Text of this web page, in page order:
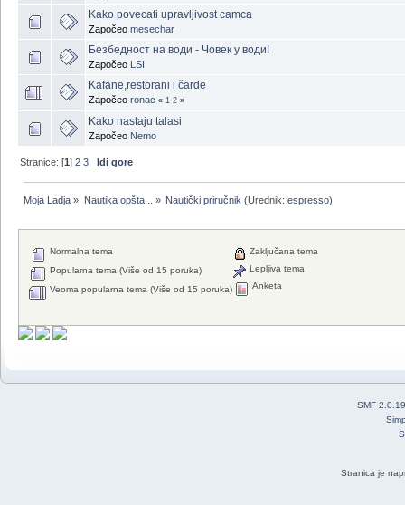
Kako povecati upravljivost camca
Započeo mesechar
Безбедност на води - Човек у води!
Započeo LSI
Kafane,restorani i čarde
Započeo ronac « 1 2 »
Kako nastaju talasi
Započeo Nemo
Stranice: [1]2 3 Idi gore
Moja Ladja » Nautika opšta... » Nautički priručnik (Urednik: espresso)
Normalna tema
Popularna tema (Više od 15 poruka)
Veoma popularna tema (Više od 15 poruka)
Zaključana tema
Lepljiva tema
Anketa
SMF 2.0.19
Stranica je